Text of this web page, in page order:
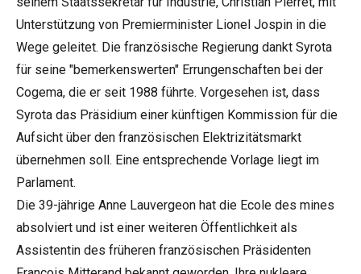
Unterstützung von Premierminister Lionel Jospin in die
Wege geleitet. Die französische Regierung dankt Syrota
für seine "bemerkenswerten" Errungenschaften bei der
Cogema, die er seit 1988 führte. Vorgesehen ist, dass
Syrota das Präsidium einer künftigen Kommission für die
Aufsicht über den französischen Elektrizitätsmarkt
übernehmen soll. Eine entsprechende Vorlage liegt im
Parlament.
Die 39-jährige Anne Lauvergeon hat die Ecole des mines
absolviert und ist einer weiteren Öffentlichkeit als
Assistentin des früheren französischen Präsidenten